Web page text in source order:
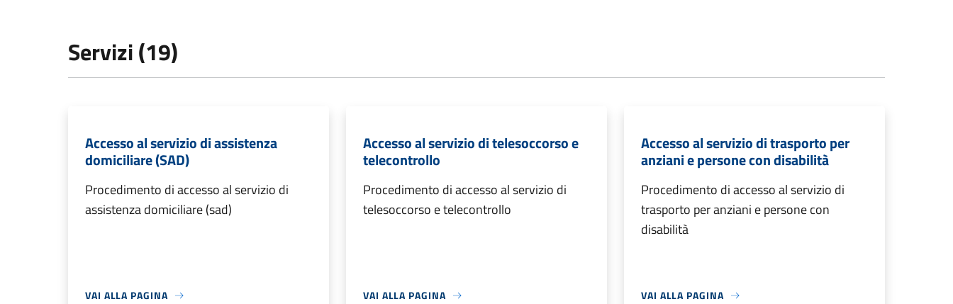
Servizi (19)
Accesso al servizio di assistenza
domiciliare (SAD)
Procedimento di accesso al servizio di
assistenza domiciliare (sad)
VAI ALLA PAGINA
Accesso al servizio di telesoccorso e
telecontrollo
Procedimento di accesso al servizio di
telesoccorso e telecontrollo
VAI ALLA PAGINA
Accesso al servizio di trasporto per
anziani e persone con disabilità
Procedimento di accesso al servizio di
trasporto per anziani e persone con
disabilità
VAI ALLA PAGINA